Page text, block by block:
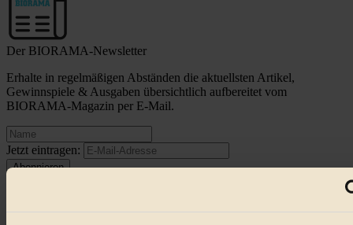
Der BIORAMA-Newsletter
Erhalte in regelmäßigen Abständen die aktuellsten Artikel,
Gewinnspiele & Ausgaben übersichtlich aufbereitet vom
BIORAMA-Magazin per E-Mail.
Jetzt eintragen: